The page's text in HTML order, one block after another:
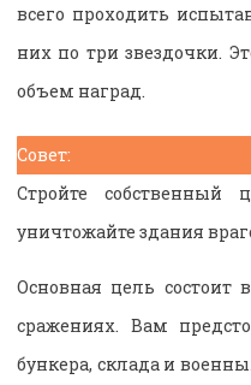
всего проходить
них по три звездочки.
объем наград.
Совет:
Стройте собственный
уничтожайте здания
Основная цель
сражениях. Вам
бункера, склада и